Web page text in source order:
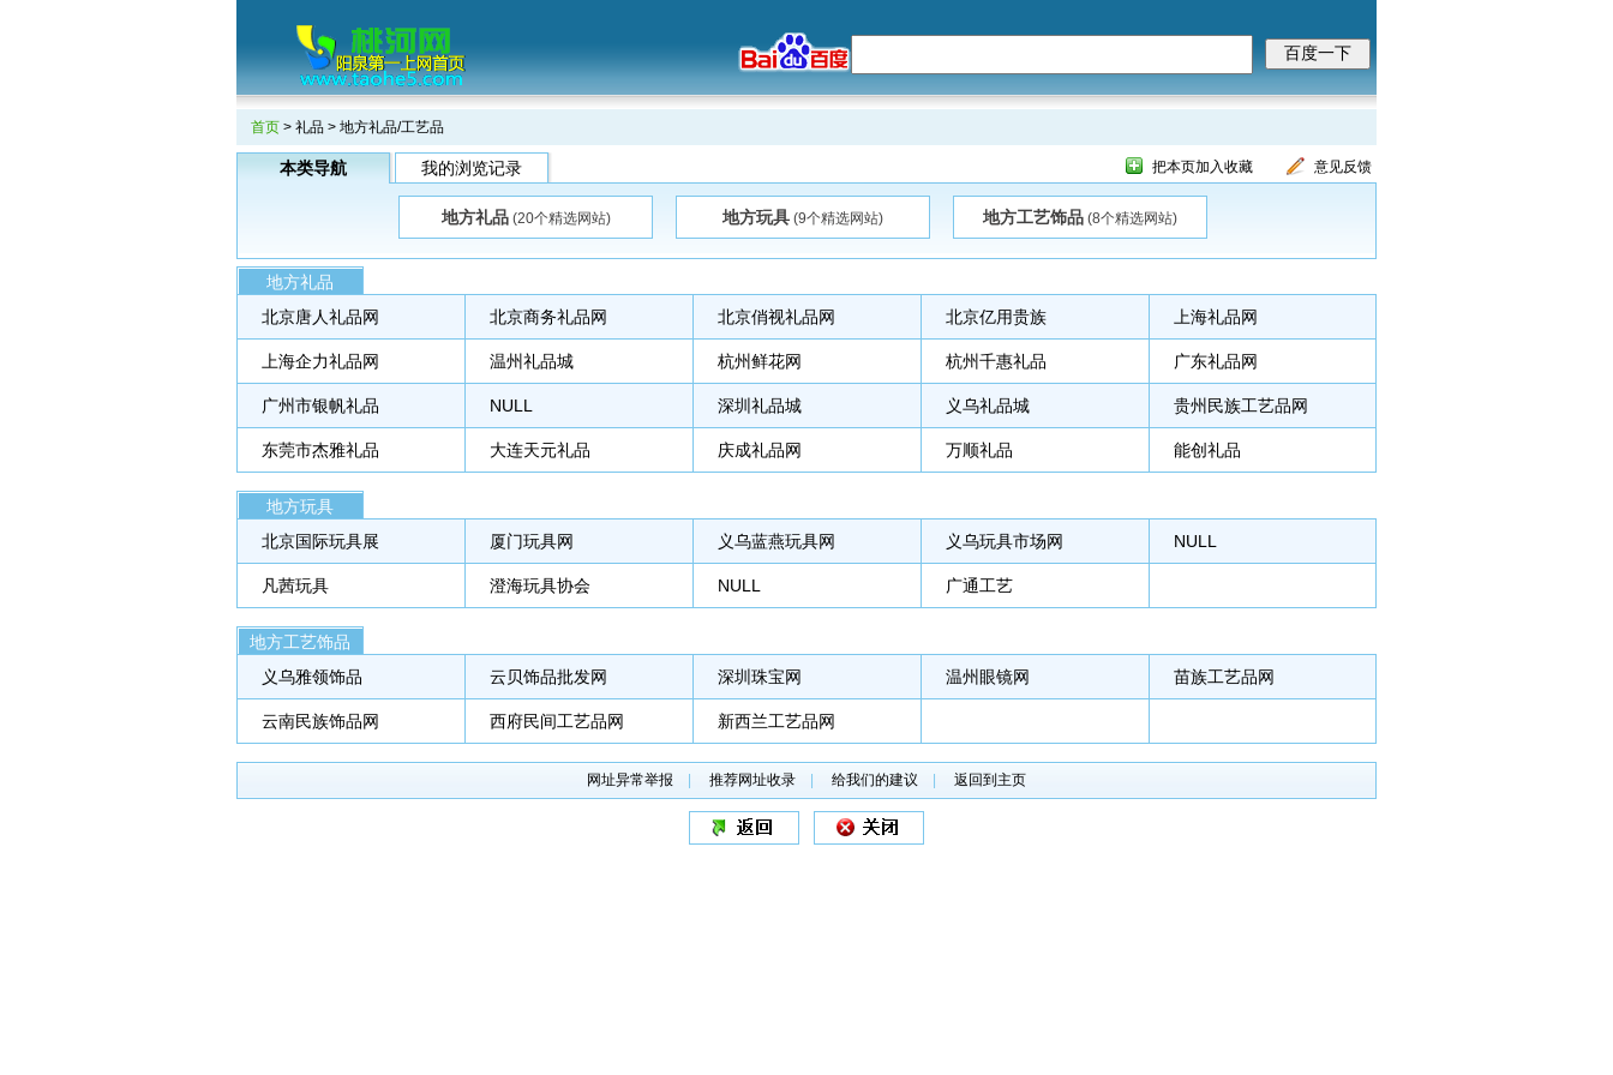
首页 > 礼品 > 地方礼品/工艺品
本类导航 我的浏览记录 把本页加入收藏 意见反馈
地方礼品(20个精选网站) 地方玩具 (9个精选网站) 地方工艺饰品 (8个精选网站)
地方礼品
北京唐人礼品网
北京商务礼品网 北京俏视礼品网 北京亿用贵族 上海礼品网
上海企力礼品网 温州礼品城 杭州鲜花网 杭州千惠礼品 广东礼品网
广州市银帆礼品 NULL 深圳礼品城 义乌礼品城 贵州民族工艺品网
东莞市杰雅礼品 大连天元礼品 庆成礼品网 万顺礼品 能创礼品
地方玩具
北京国际玩具展
厦门玩具网 义乌蓝燕玩具网 义乌玩具市场网 NULL
凡茜玩具 澄海玩具协会 NULL 广通工艺
地方工艺饰品
义乌雅领饰品
云贝饰品批发网 深圳珠宝网 温州眼镜网 苗族工艺品网
云南民族饰品网 西府民间工艺品网 新西兰工艺品网
网址异常举报 推荐网址收录 给我们的建议 返回到主页